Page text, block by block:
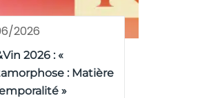
2026
2026 : «
: Matière
»